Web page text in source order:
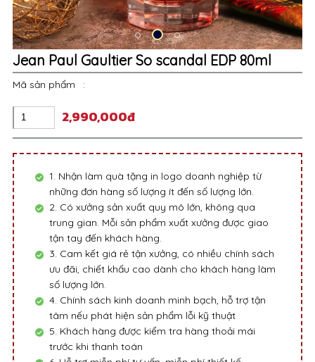
Jean Paul Gaultier So scandal EDP 80ml
Mã sản phẩm :
2,990,000đ
1. Nhận làm quà tặng in logo doanh nghiệp từ
những đơn hàng số lượng ít đến số lượng lớn.
2. Có xưởng sản xuất quy mô lớn, không qua
trung gian. Mỗi sản phẩm xuất xưởng được giao
tận tay đến khách hàng.
3. Cam kết giá rẻ tận xưởng, có nhiều chính sách
ưu đãi, chiết khấu cao dành cho khách hàng làm
số lượng lớn.
4. Chính sách kinh doanh minh bạch, hỗ trợ tận
tâm nếu phát hiện sản phẩm lỗi kỹ thuật
5. Khách hàng được kiểm tra hàng thoải mái
trước khi thanh toán